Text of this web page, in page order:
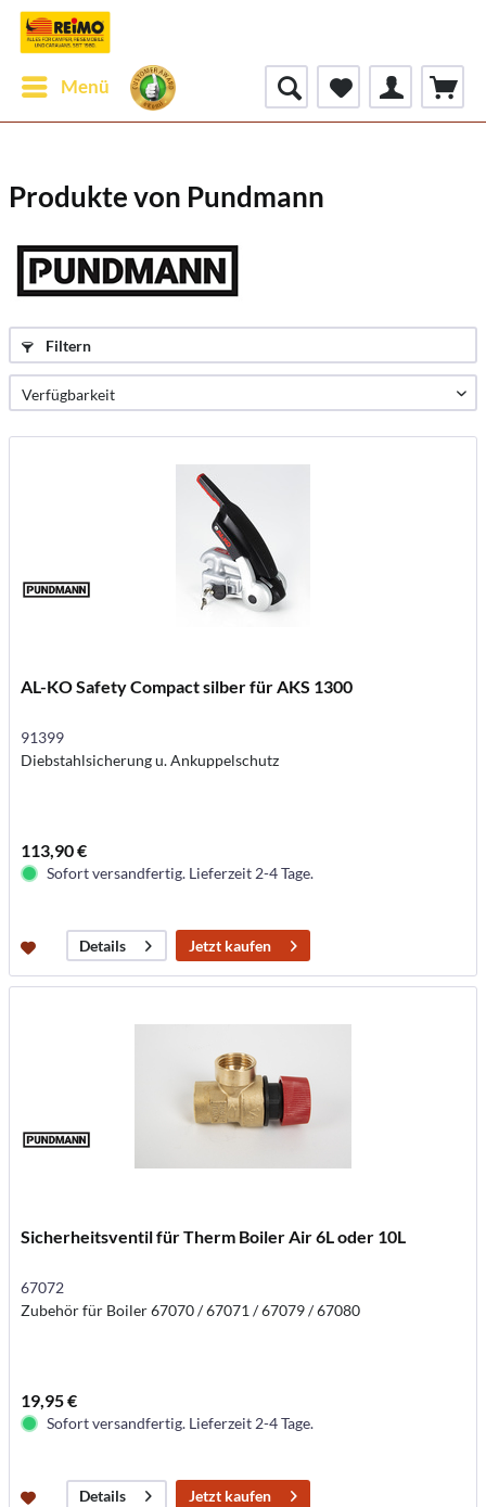
Menü
Produkte von Pundmann
Filtern
AL-KO Safety Compact silber für AKS 1300
91399
Diebstahlsicherung u. Ankuppelschutz
113,90 €
Sofort versandfertig. Lieferzeit 2-4 Tage.
Details Jetzt kaufen
Sicherheitsventil für Therm Boiler Air 6L oder 10L
67072
Zubehör für Boiler 67070 / 67071 / 67079 / 67080
19,95 €
Sofort versandfertig. Lieferzeit 2-4 Tage.
Details Jetzt kaufen